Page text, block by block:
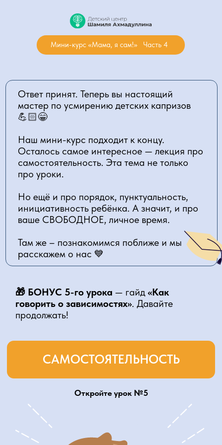
🎁 БОНУС 5-го урока— гайд«Как
говорить о зависимостях». Давайте
продолжать!
💪🏻😁
Наш мини-курс подходит к концу.
Осталось самое интересное — лекция про
самостоятельность. Эта тема не только
про уроки.
Но ещё и про порядок, пунктуальность,
инициативность ребёнка. А значит, и про
ваше СВОБОДНОЕ, личное время.
Там же – познакомимся поближе и мы
расскажем о нас 💙
САМОСТОЯТЕЛЬНОСТЬ